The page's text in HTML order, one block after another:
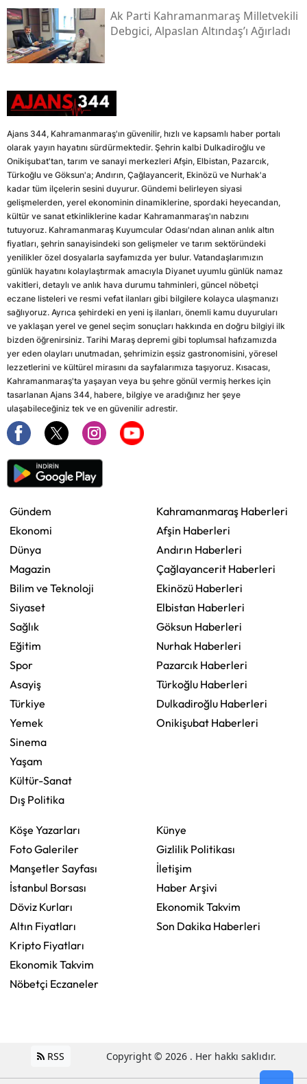
Ak Parti Kahramanmaraş Milletvekili
Debgici, Alpaslan Altındaş’ı Ağırladı
Ajans 344, Kahramanmaraş'ın güvenilir, hızlı ve kapsamlı haber portalı
olarak yayın hayatını sürdürmektedir. Şehrin kalbi Dulkadiroğlu ve
Onikişubat'tan, tarım ve sanayi merkezleri Afşin, Elbistan, Pazarcık,
Türkoğlu ve Göksun'a; Andırın, Çağlayancerit, Ekinözü ve Nurhak'a
kadar tüm ilçelerin sesini duyurur. Gündemi belirleyen siyasi
gelişmelerden, yerel ekonominin dinamiklerine, spordaki heyecandan,
kültür ve sanat etkinliklerine kadar Kahramanmaraş'ın nabzını
tutuyoruz. Kahramanmaraş Kuyumcular Odası'ndan alınan anlık altın
fiyatları, şehrin sanayisindeki son gelişmeler ve tarım sektöründeki
yenilikler özel dosyalarla sayfamızda yer bulur. Vatandaşlarımızın
günlük hayatını kolaylaştırmak amacıyla Diyanet uyumlu günlük namaz
vakitleri, detaylı ve anlık hava durumu tahminleri, güncel nöbetçi
eczane listeleri ve resmi vefat ilanları gibi bilgilere kolayca ulaşmanızı
sağlıyoruz. Ayrıca şehirdeki en yeni iş ilanları, önemli kamu duyuruları
ve yaklaşan yerel ve genel seçim sonuçları hakkında en doğru bilgiyi ilk
bizden öğrenirsiniz. Tarihi Maraş depremi gibi toplumsal hafızamızda
yer eden olayları unutmadan, şehrimizin eşsiz gastronomisini, yöresel
lezzetlerini ve kültürel mirasını da sayfalarımıza taşıyoruz. Kısacası,
Kahramanmaraş'ta yaşayan veya bu şehre gönül vermiş herkes için
tasarlanan Ajans 344, habere, bilgiye ve aradığınız her şeye
ulaşabileceğiniz tek ve en güvenilir adrestir.
Gündem
Ekonomi
Dünya
Magazin
Bilim ve Teknoloji
Siyaset
Sağlık
Eğitim
Spor
Asayiş
Türkiye
Yemek
Sinema
Yaşam
Kültür-Sanat
Dış Politika
Kahramanmaraş Haberleri
Afşin Haberleri
Andırın Haberleri
Çağlayancerit Haberleri
Ekinözü Haberleri
Elbistan Haberleri
Göksun Haberleri
Nurhak Haberleri
Pazarcık Haberleri
Türkoğlu Haberleri
Dulkadiroğlu Haberleri
Onikişubat Haberleri
Köşe Yazarları
Foto Galeriler
Manşetler Sayfası
İstanbul Borsası
Döviz Kurları
Altın Fiyatları
Kripto Fiyatları
Ekonomik Takvim
Nöbetçi Eczaneler
Künye
Gizlilik Politikası
İletişim
Haber Arşivi
Ekonomik Takvim
Son Dakika Haberleri
RSS Copyright © 2026 . Her hakkı saklıdır.